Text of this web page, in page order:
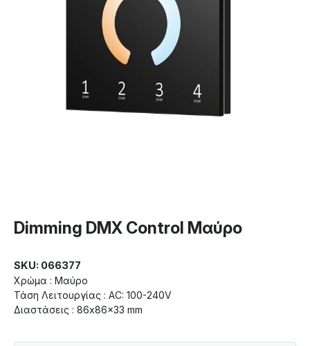
Dimming DMX Control Μαύρο
SKU: 066377
Χρώμα : Μαύρο
Τάση Λειτουργίας : ΑC: 100-240V
Διαστάσεις : 86x86x33 mm